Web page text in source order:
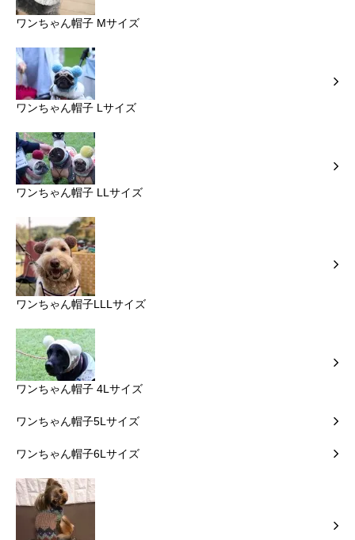
ワンちゃん帽子 Mサイズ
ワンちゃん帽子 Lサイズ
ワンちゃん帽子 LLサイズ
ワンちゃん帽子LLLサイズ
ワンちゃん帽子 4Lサイズ
ワンちゃん帽子5Lサイズ
ワンちゃん帽子6Lサイズ